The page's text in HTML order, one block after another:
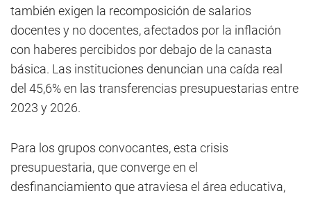
también exigen la recomposición de salarios
docentes y no docentes, afectados por la inflación
con haberes percibidos por debajo de la canasta
básica. Las instituciones denuncian una caída real
del 45,6% en las transferencias presupuestarias entre
2023 y 2026.
Para los grupos convocantes, esta crisis
presupuestaria, que converge en el
desfinanciamiento que atraviesa el área educativa,